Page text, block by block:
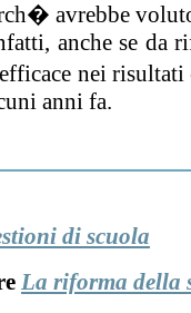
avrebbe
anche se da
nei
anni fa.
di scuola
La riforma della